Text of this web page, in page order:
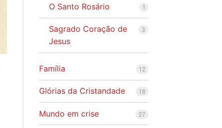
O Santo Rosário 1
Sagrado Coração de
Jesus
3
Família 12
Glórias da Cristandade 18
Mundo em crise 27